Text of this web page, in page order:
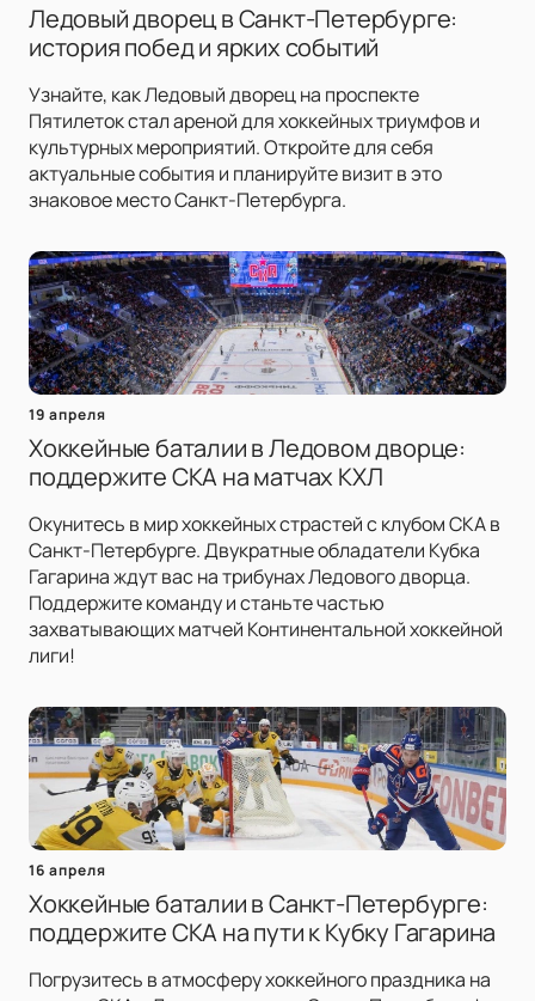
Ледовый дворец в Санкт-Петербурге:
история побед и ярких событий
Узнайте, как Ледовый дворец на проспекте
Пятилеток стал ареной для хоккейных триумфов и
культурных мероприятий. Откройте для себя
актуальные события и планируйте визит в это
знаковое место Санкт-Петербурга.
19 апреля
Хоккейные баталии в Ледовом дворце:
поддержите СКА на матчах КХЛ
Окунитесь в мир хоккейных страстей с клубом СКА в
Санкт-Петербурге. Двукратные обладатели Кубка
Гагарина ждут вас на трибунах Ледового дворца.
Поддержите команду и станьте частью
захватывающих матчей Континентальной хоккейной
лиги!
16 апреля
Хоккейные баталии в Санкт-Петербурге:
поддержите СКА на пути к Кубку Гагарина
Погрузитесь в атмосферу хоккейного праздника на